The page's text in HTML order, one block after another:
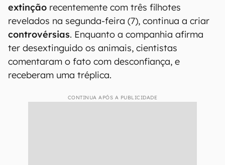
extinção recentemente com três filhotes
revelados na segunda-feira (7), continua a criar
controvérsias. Enquanto a companhia afirma
ter desextinguido os animais, cientistas
comentaram o fato com desconfiança, e
receberam uma tréplica.
CONTINUA APÓS A PUBLICIDADE